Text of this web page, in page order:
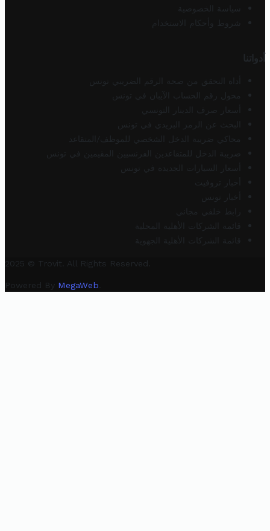
سياسة الخصوصية
شروط وأحكام الاستخدام
أدواتنا
أداة التحقق من صحة الرقم الضريبي تونس
محول رقم الحساب الآيبان في تونس
أسعار صرف الدينار التونسي
البحث عن الرمز البريدي في تونس
محاكي ضريبة الدخل الشخصي للموظف/المتقاعد
ضريبة الدخل للمتقاعدين الفرنسيين المقيمين في تونس
أسعار السيارات الجديدة في تونس
أخبار تروفيت
أخبار تونس
رابط خلفي مجاني
قائمة الشركات الأهلية المحلية
قائمة الشركات الأهلية الجهوية
2025 © Trovit. All Rights Reserved.
Powered By MegaWeb